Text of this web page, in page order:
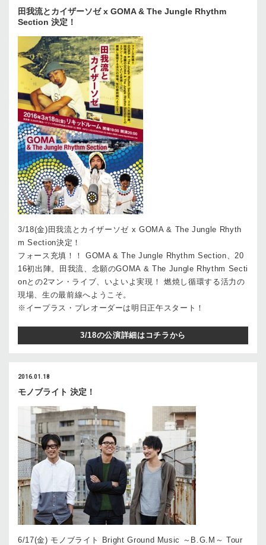
田我流とカイザーソゼ x GOMA & The Jungle Rhythm
Section 決定！
3/18(金)田我流とカイザーソゼ x GOMA & The Jungle Rhyth
m Section決定！
フォース充填！！ GOMA & The Jungle Rhythm Section、20
16初出陣。田我流、念願のGOMA & The Jungle Rhythm Secti
onとの2マン・ライブ、いよいよ実現！ 燃焼し循環する活力の
現場、生の最前線へようこそ。
※イープラス・プレオーダーは明日正午スタート！
3/18の公演詳細はコチラから
2016.01.18
モノブライト 決定！
6/17(金) モノブライト Bright Ground Music ～B.G.M～ Tour